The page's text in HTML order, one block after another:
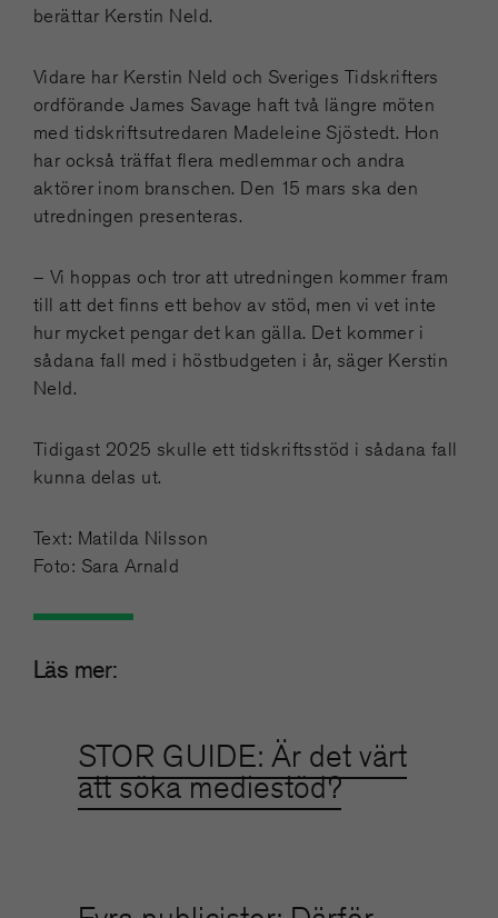
berättar Kerstin Neld.
Vidare har Kerstin Neld och Sveriges Tidskrifters
ordförande James Savage haft två längre möten
med tidskriftsutredaren Madeleine Sjöstedt. Hon
har också träffat flera medlemmar och andra
aktörer inom branschen. Den 15 mars ska den
utredningen presenteras.
– Vi hoppas och tror att utredningen kommer fram
till att det finns ett behov av stöd, men vi vet inte
hur mycket pengar det kan gälla. Det kommer i
sådana fall med i höstbudgeten i år, säger Kerstin
Neld.
Tidigast 2025 skulle ett tidskriftsstöd i sådana fall
kunna delas ut.
Text: Matilda Nilsson
Foto: Sara Arnald
Läs mer:
STOR GUIDE: Är det värt
att söka mediestöd?